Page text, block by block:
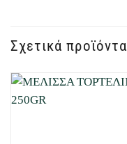
Σχετικά προϊόντα